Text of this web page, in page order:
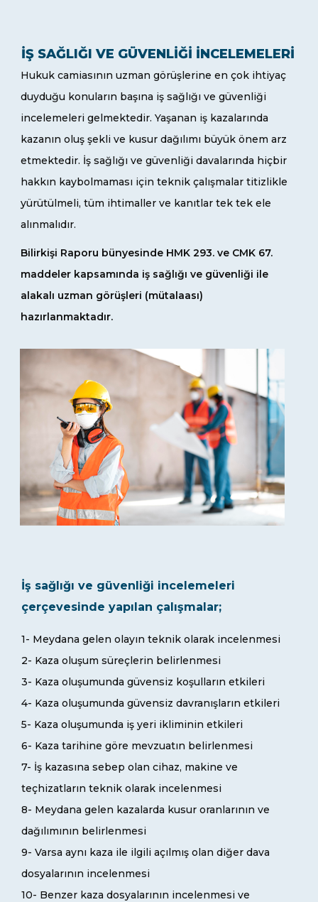
İŞ SAĞLIĞI VE GÜVENLIĞI İNCELEMELERI
Hukuk camiasının uzman görüşlerine en çok ihtiyaç
duyduğu konuların başına iş sağlığı ve güvenliği
incelemeleri gelmektedir. Yaşanan iş kazalarında
kazanın oluş şekli ve kusur dağılımı büyük önem arz
etmektedir. İş sağlığı ve güvenliği davalarında hiçbir
hakkın kaybolmaması için teknik çalışmalar titizlikle
yürütülmeli, tüm ihtimaller ve kanıtlar tek tek ele
alınmalıdır.
Bilirkişi Raporu bünyesinde HMK 293. ve CMK 67.
maddeler kapsamında iş sağlığı ve güvenliği ile
alakalı uzman görüşleri (mütalaası)
hazırlanmaktadır.
İş sağlığı ve güvenliği incelemeleri
çerçevesinde yapılan çalışmalar;
1- Meydana gelen olayın teknik olarak incelenmesi
2- Kaza oluşum süreçlerin belirlenmesi
3- Kaza oluşumunda güvensiz koşulların etkileri
4- Kaza oluşumunda güvensiz davranışların etkileri
5- Kaza oluşumunda iş yeri ikliminin etkileri
6- Kaza tarihine göre mevzuatın belirlenmesi
7- İş kazasına sebep olan cihaz, makine ve
teçhizatların teknik olarak incelenmesi
8- Meydana gelen kazalarda kusur oranlarının ve
dağılımının belirlenmesi
9- Varsa aynı kaza ile ilgili açılmış olan diğer dava
dosyalarının incelenmesi
10- Benzer kaza dosyalarının incelenmesi ve